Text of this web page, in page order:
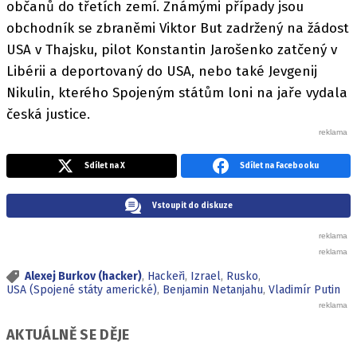
občanů do třetích zemí. Známými případy jsou
obchodník se zbraněmi Viktor But zadržený na žádost
USA v Thajsku, pilot Konstantin Jarošenko zatčený v
Libérii a deportovaný do USA, nebo také Jevgenij
Nikulin, kterého Spojeným státům loni na jaře vydala
česká justice.
Sdílet na X Sdílet na Facebooku
Vstoupit do diskuze
Alexej Burkov (hacker), Hackeři, Izrael, Rusko,
USA (Spojené státy americké), Benjamin Netanjahu, Vladimír Putin
AKTUÁLNĚ SE DĚJE